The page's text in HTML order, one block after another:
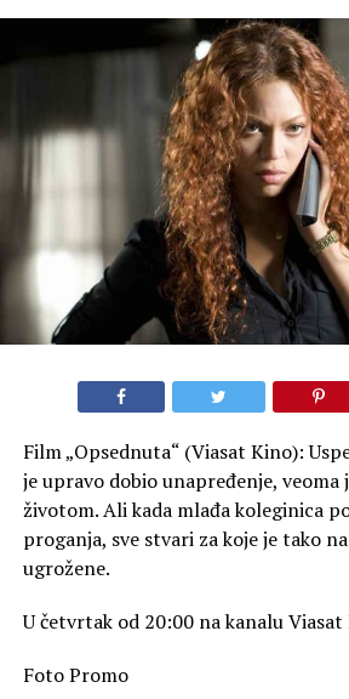
Film „Opsednuta“ (Viasat Kino):
je upravo dobio unapređenje, veoma
životom. Ali kada mlađa koleginica
proganja, sve stvari za koje je tako
ugrožene.
U četvrtak od 20:00 na kanalu Viasat
Foto Promo